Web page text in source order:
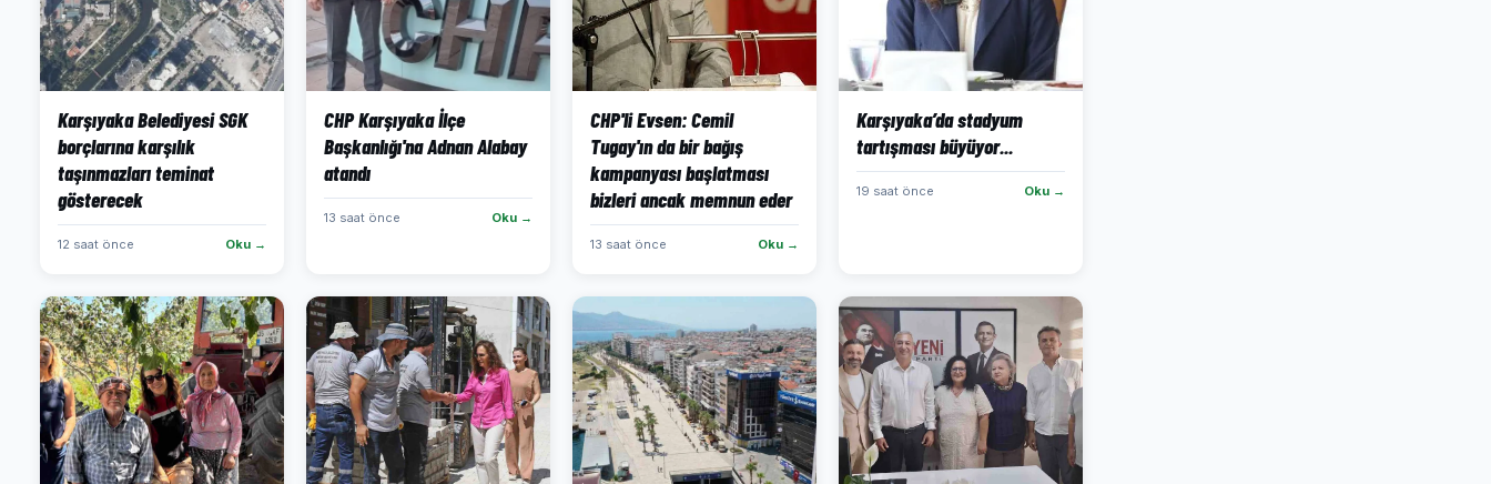
Karşıyaka Belediyesi SGK
borçlarına karşılık
taşınmazları teminat
gösterecek
12 saat önce Oku →
CHP Karşıyaka İlçe
Başkanlığı'na Adnan Alabay
atandı
13 saat önce Oku →
CHP'li Evsen: Cemil
Tugay'ın da bir bağış
kampanyası başlatması
bizleri ancak memnun eder
13 saat önce Oku →
Karşıyaka’da stadyum
tartışması büyüyor...
19 saat önce Oku →